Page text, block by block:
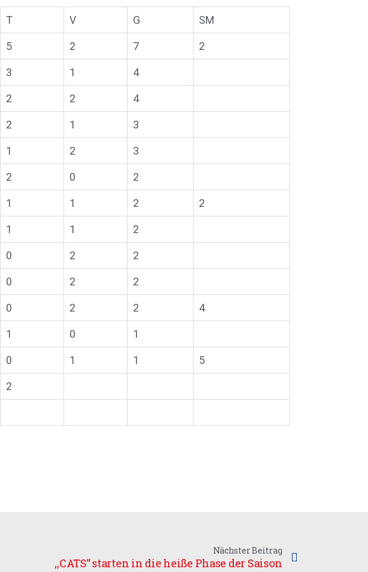
T V G SM
5 2 7 2
3 1 4
2 2 4
2 1 3
1 2 3
2 0 2
1 1 2 2
1 1 2
0 2 2
0 2 2
0 2 2 4
1 0 1
0 1 1 5
2
Nächster Beitrag
,,CATS” starten in die heiße Phase der Saison